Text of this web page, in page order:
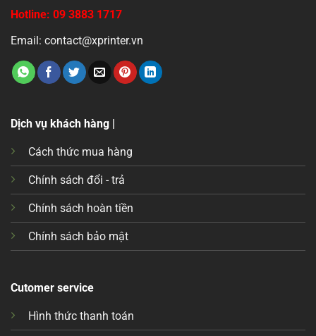
Hotline: 09 3883 1717
Email: contact@xprinter.vn
Dịch vụ khách hàng |
Cách thức mua hàng
Chính sách đổi - trả
Chính sách hoàn tiền
Chính sách bảo mật
Cutomer service
Hình thức thanh toán